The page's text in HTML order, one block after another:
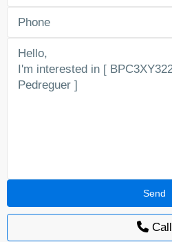
Call